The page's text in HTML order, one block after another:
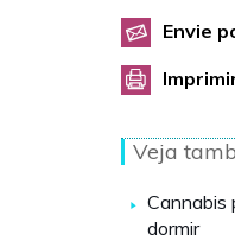
Envie
Veja
Cannabis
dormir